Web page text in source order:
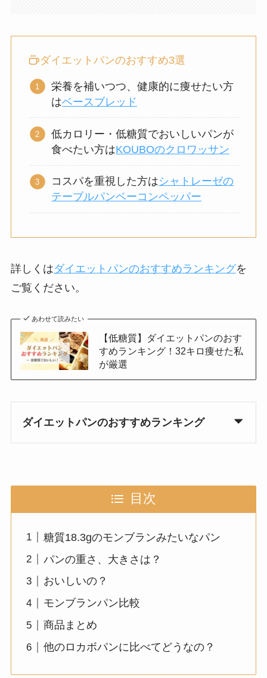
ダイエットパンのおすすめ3選
栄養を補いつつ、健康的に痩せたい方
はベースブレッド
低カロリー・低糖質でおいしいパンが
食べたい方はKOUBOのクロワッサン
コスパを重視した方はシャトレーゼの
テーブルパンベーコンペッパー
詳しくはダイエットパンのおすすめランキングを
ご覧ください。
あわせて読みたい
【低糖質】ダイエットパンのおす
すめランキング！32キロ痩せた私
が厳選
ダイエットパンのおすすめランキング
目次
糖質18.3gのモンブランみたいなパン
パンの重さ、大きさは？
おいしいの？
モンブランパン比較
商品まとめ
他のロカボパンに比べてどうなの？